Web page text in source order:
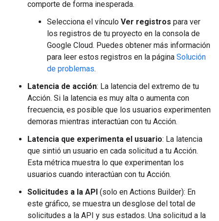
comporte de forma inesperada.
Selecciona el vínculo Ver registros para ver
los registros de tu proyecto en la consola de
Google Cloud. Puedes obtener más información
para leer estos registros en la página Solución
de problemas.
Latencia de acción: La latencia del extremo de tu
Acción. Si la latencia es muy alta o aumenta con
frecuencia, es posible que los usuarios experimenten
demoras mientras interactúan con tu Acción.
Latencia que experimenta el usuario: La latencia
que sintió un usuario en cada solicitud a tu Acción.
Esta métrica muestra lo que experimentan los
usuarios cuando interactúan con tu Acción.
Solicitudes a la API (solo en Actions Builder): En
este gráfico, se muestra un desglose del total de
solicitudes a la API y sus estados. Una solicitud a la